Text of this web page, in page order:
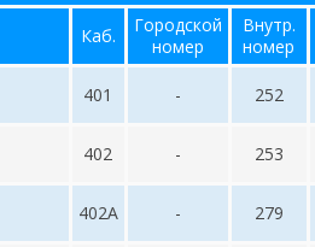
Каб.
Городской
номер
Внутр.
номер
401 - 252
402 - 253
402А - 279